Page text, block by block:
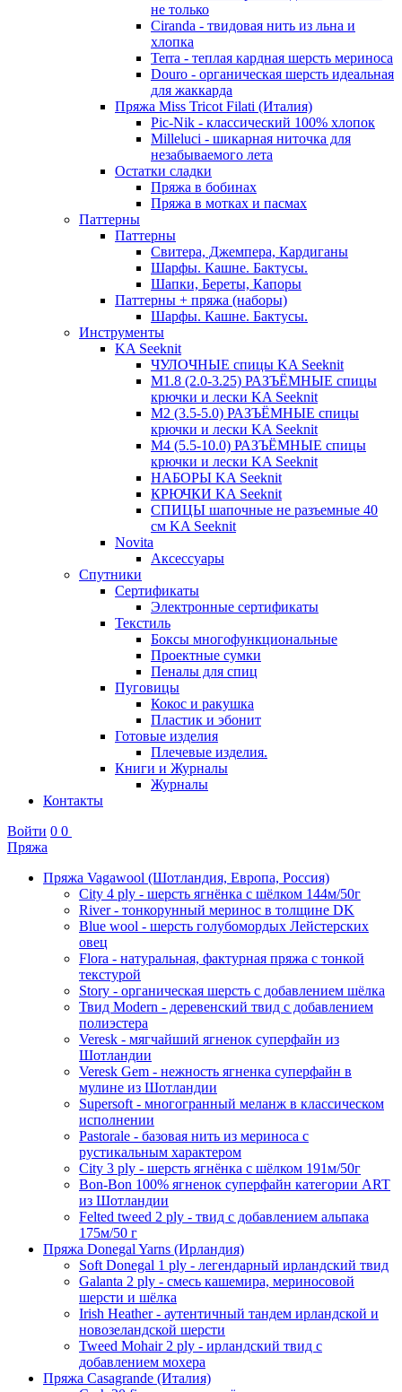
не только
Ciranda - твидовая нить из льна и
хлопка
Terra - теплая кардная шерсть мериноса
Douro - органическая шерсть идеальная
для жаккарда
Пряжа Miss Tricot Filati (Италия)
Pic-Nik - классический 100% хлопок
Milleluci - шикарная ниточка для
незабываемого лета
Остатки сладки
Пряжа в бобинах
Пряжа в мотках и пасмах
Паттерны
Паттерны
Свитера, Джемпера, Кардиганы
Шарфы. Кашне. Бактусы.
Шапки, Береты, Капоры
Паттерны + пряжа (наборы)
Шарфы. Кашне. Бактусы.
Инструменты
KA Seeknit
ЧУЛОЧНЫЕ спицы KA Seeknit
М1.8 (2.0-3.25) РАЗЪЁМНЫЕ спицы
крючки и лески KA Seeknit
М2 (3.5-5.0) РАЗЪЁМНЫЕ спицы
крючки и лески KA Seeknit
М4 (5.5-10.0) РАЗЪЁМНЫЕ спицы
крючки и лески KA Seeknit
НАБОРЫ KA Seeknit
КРЮЧКИ KA Seeknit
СПИЦЫ шапочные не разъемные 40
см KA Seeknit
Novita
Аксессуары
Спутники
Сертификаты
Электронные сертификаты
Текстиль
Боксы многофункциональные
Проектные сумки
Пеналы для спиц
Пуговицы
Кокос и ракушка
Пластик и эбонит
Готовые изделия
Плечевые изделия.
Книги и Журналы
Журналы
Контакты
Войти 0 0
Пряжа
Пряжа Vagawool (Шотландия, Европа, Россия)
City 4 ply - шерсть ягнёнка с шёлком 144м/50г
River - тонкорунный меринос в толщине DK
Blue wool - шерсть голубомордых Лейстерских
овец
Flora - натуральная, фактурная пряжа с тонкой
текстурой
Story - органическая шерсть с добавлением шёлка
Твид Modern - деревенский твид с добавлением
полиэстера
Veresk - мягчайший ягненок суперфайн из
Шотландии
Veresk Gem - нежность ягненка суперфайн в
мулине из Шотландии
Supersoft - многогранный меланж в классическом
исполнении
Pastorale - базовая нить из мериноса с
рустикальным характером
City 3 ply - шерсть ягнёнка с шёлком 191м/50г
Bon-Bon 100% ягненок суперфайн категории ART
из Шотландии
Felted tweed 2 ply - твид с добавлением альпака
175м/50 г
Пряжа Donegal Yarns (Ирландия)
Soft Donegal 1 ply - легендарный ирландский твид
Galanta 2 ply - смесь кашемира, мериносовой
шерсти и шёлка
Irish Heather - аутентичный тандем ирландской и
новозеландской шерсти
Tweed Mohair 2 ply - ирландский твид с
добавлением мохера
Пряжа Casagrande (Италия)